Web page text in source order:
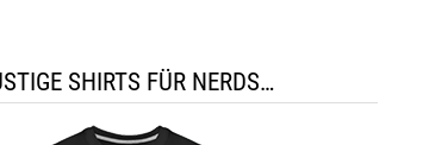
SHIRTS FÜR NERDS…